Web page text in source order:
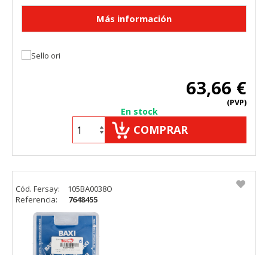
63,66 €
(PVP)
En stock
COMPRAR
Cód. Fersay:
105BA0038O
Referencia:
7648455